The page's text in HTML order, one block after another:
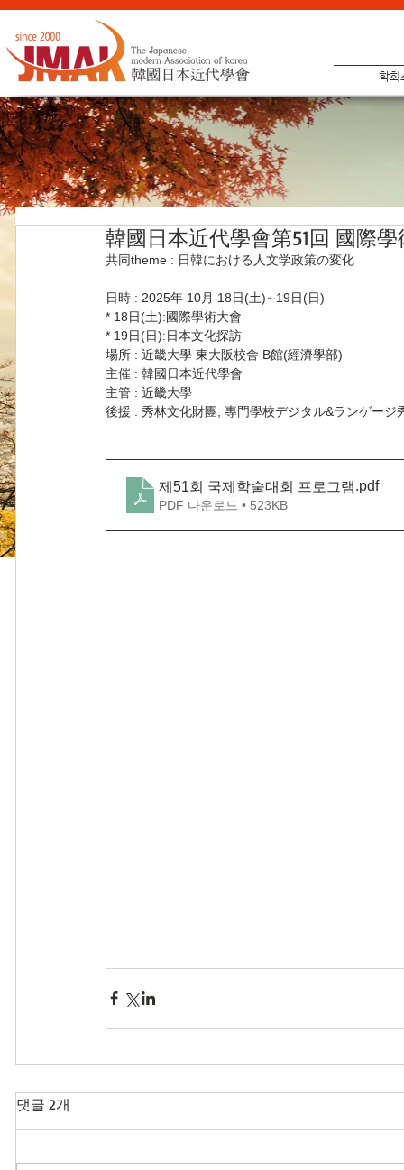
학회
韓國日本近代學會第51回 國際
共同theme : 日韓における人文学政策の変化
日時 : 2025年 10月 18日(土)∼19日(日)
* 18日(土):國際學術大會
* 19日(日):日本文化探訪
場所 : 近畿大學 東大阪校舎 B館(經濟學部)
主催 : 韓國日本近代學會
主管 : 近畿大學
後援 : 秀林文化財團, 專門學校デジタル&ランゲージ
제51회 국제학술대회 프로그램.pdf
PDF 다운로드 • 523KB
댓글 2개